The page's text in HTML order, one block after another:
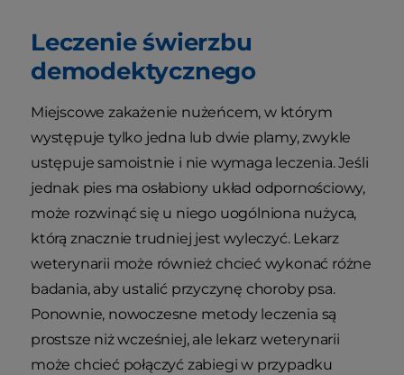
Leczenie świerzbu
demodektycznego
Miejscowe zakażenie nużeńcem, w którym
występuje tylko jedna lub dwie plamy, zwykle
ustępuje samoistnie i nie wymaga leczenia. Jeśli
jednak pies ma osłabiony układ odpornościowy,
może rozwinąć się u niego uogólniona nużyca,
którą znacznie trudniej jest wyleczyć. Lekarz
weterynarii może również chcieć wykonać różne
badania, aby ustalić przyczynę choroby psa.
Ponownie, nowoczesne metody leczenia są
prostsze niż wcześniej, ale lekarz weterynarii
może chcieć połączyć zabiegi w przypadku